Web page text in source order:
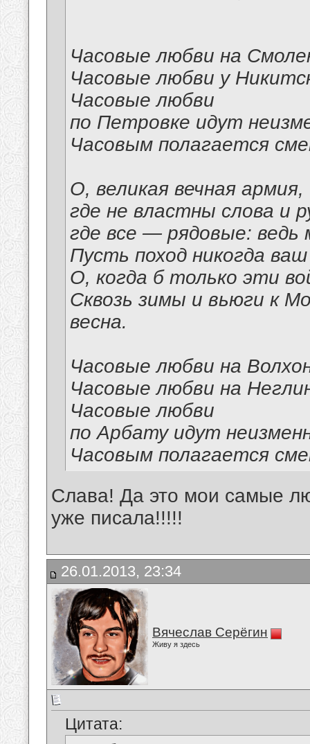
Часовые любви на
Часовые любви у
Часовые любви
по Петровке идут
Часовым полагается
О, великая вечная армия,
где не властны слова и
где все — рядовые:
Пусть поход никогда
О, когда б только эти
Сквозь зимы и вьюги к
весна.
Часовые любви на
Часовые любви на
Часовые любви
по Арбату идут
Часовым полагается
Слава! Да это мои самые
уже писала!!!!!
26.01.2013, 23:34
Вячеслав Серёгин
Живу я здесь
Цитата: